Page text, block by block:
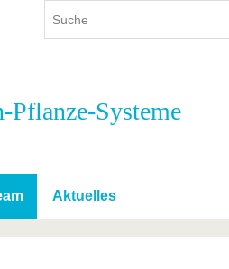
Weiterbildung
Pflanze-Systeme
Aktuelles